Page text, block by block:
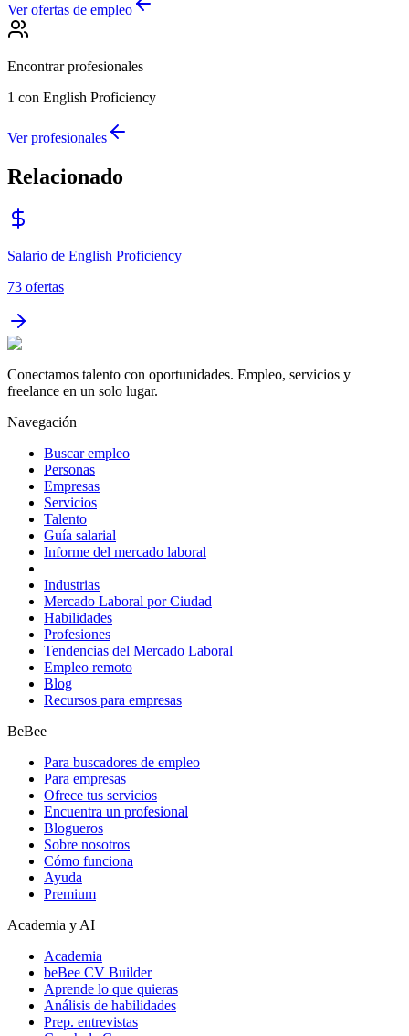
Ver ofertas de empleo
Encontrar profesionales
1 con English Proficiency
Ver profesionales
Relacionado
Salario de English Proficiency
73 ofertas
Conectamos talento con oportunidades. Empleo, servicios y
freelance en un solo lugar.
Navegación
Buscar empleo
Personas
Empresas
Servicios
Talento
Guía salarial
Informe del mercado laboral
Industrias
Mercado Laboral por Ciudad
Habilidades
Profesiones
Tendencias del Mercado Laboral
Empleo remoto
Blog
Recursos para empresas
BeBee
Para buscadores de empleo
Para empresas
Ofrece tus servicios
Encuentra un profesional
Blogueros
Sobre nosotros
Cómo funciona
Ayuda
Premium
Academia y AI
Academia
beBee CV Builder
Aprende lo que quieras
Análisis de habilidades
Prep. entrevistas